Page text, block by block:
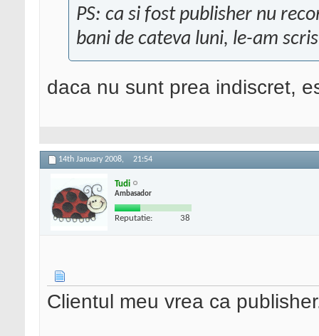
PS: ca si fost publisher nu
bani de cateva luni, le-am
daca nu sunt prea indiscret,
14th January 2008, 21:54
Tudi
Ambasador
Reputatie: 38
Clientul meu vrea ca